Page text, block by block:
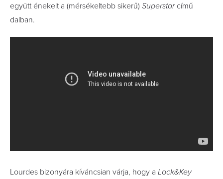
együtt énekelt a (mérsékeltebb sikerű) Superstarcímű
dalban.
Lourdes bizonyára kíváncsian várja, hogy a Lock&Key